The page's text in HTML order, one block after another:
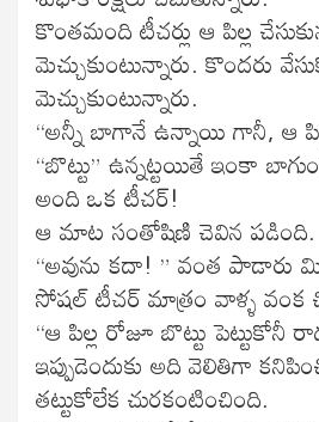
కొంతమంది టీచర్లు ఆ పిల్ల
మెచ్చుకుంటున్నారు. కొందరు
మెచ్చుకుంటున్నారు.
“అన్నీ బాగానే ఉన్నాయి గానీ, ఆ
“బొట్టు” ఉన్నట్టయితే ఇంకా
అంది ఒక టీచర్!
ఆ మాట సంతోషిణి చెవిన పడింది.
“అవును కదా! ” వంత పాడారు
సోషల్ టీచర్ మాత్రం వాళ్ళ వంక
“ఆ పిల్ల రోజూ బొట్టు పెట్టుకోనీ
ఇప్పుడెందుకు అది వెలితిగా
తట్టుకోలేక చురకంటించింది.